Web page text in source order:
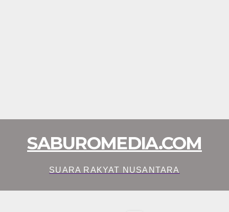
SABUROMEDIA.COM
SUARA RAKYAT NUSANTARA